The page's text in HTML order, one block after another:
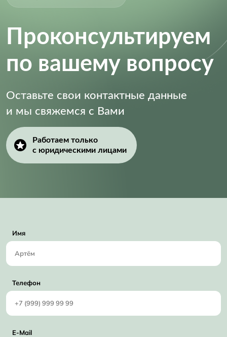
Проконсультируем
по вашему вопросу
Оставьте свои контактные данные
и мы свяжемся с Вами
Работаем только
с юридическими лицами
Имя
Телефон
E-Mail